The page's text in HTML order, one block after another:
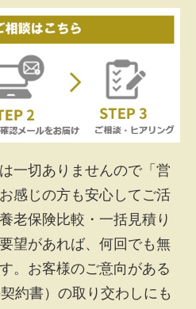
一切ありませんので「営
感じの方も安心してご活
老保険比較・一括見積り
望があれば、何回でも無
。お客様のご意向がある
約書）の取り交わしにも